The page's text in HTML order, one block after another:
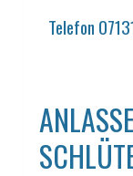
Telefon